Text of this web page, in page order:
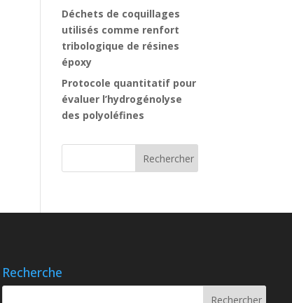
Déchets de coquillages
utilisés comme renfort
tribologique de résines
époxy
Protocole quantitatif pour
évaluer l’hydrogénolyse
des polyoléfines
Recherche